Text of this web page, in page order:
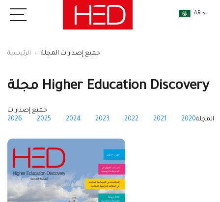
AR
الرئيسية جميع إصدارات المجلة
مجلة Higher Education Discovery
جميع إصدارات
المجلة
2026 2025 2024 2023 2022 2021 2020